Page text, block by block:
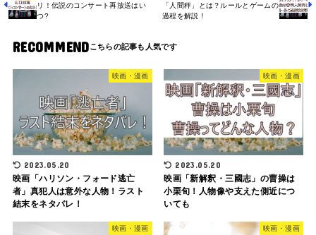
リ！伝説のコンサート再放送はい
つ?
「人間秤」とは？ルールとゲームの
過程を解説！
RECOMMEND
映画・漫画
2023.05.20
映画「ハリソン・フォード逃亡
者」真犯人は意外な人物！ラスト
結末をネタバレ！
映画・漫画
2023.05.20
映画「新解釈・三國志」の曹操は
小栗旬！人物像や支えた側近につ
いても
映画・漫画 映画・漫画